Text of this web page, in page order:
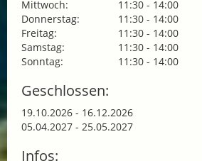
Mittwoch:
11:30 - 14:00
Donnerstag:
11:30 - 14:00
Freitag:
11:30 - 14:00
Samstag:
11:30 - 14:00
Sonntag:
11:30 - 14:00
Geschlossen:
19.10.2026 - 16.12.2026
05.04.2027 - 25.05.2027
Infos: